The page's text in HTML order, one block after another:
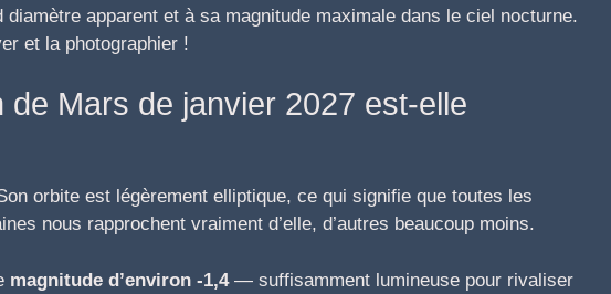
apparent et à sa magnitude maximale dans le ciel nocturne.
et la photographier !
de Mars de janvier 2027 est-elle
orbite est légèrement elliptique, ce qui signifie que toutes les
nous rapprochent vraiment d’elle, d’autres beaucoup moins.
magnitude d’environ -1,4— suffisamment lumineuse pour rivaliser